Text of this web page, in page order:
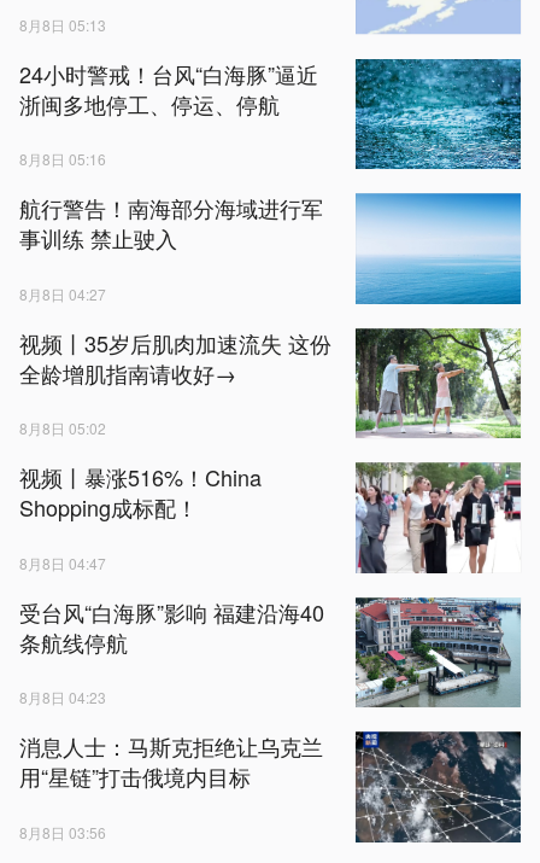
8月8日 05:13
24小时警戒！台风“白海豚”逼近
浙闽多地停工、停运、停航
8月8日 05:16
航行警告！南海部分海域进行军
事训练 禁止驶入
8月8日 04:27
视频丨35岁后肌肉加速流失 这份
全龄增肌指南请收好→
8月8日 05:02
视频丨暴涨516%！China
Shopping成标配！
8月8日 04:47
受台风“白海豚”影响 福建沿海40
条航线停航
8月8日 04:23
消息人士：马斯克拒绝让乌克兰
用“星链”打击俄境内目标
8月8日 03:56